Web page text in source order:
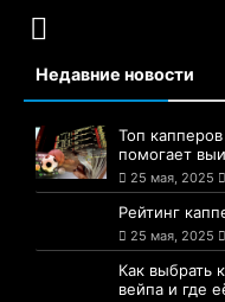
Недавние новости
Топ
помогает
25 мая, 2025
Рейтинг
25 мая, 2025
Как выбрать
вейпа и где